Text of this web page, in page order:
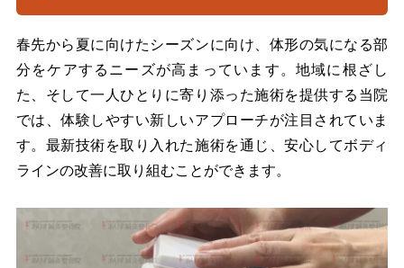
春先から夏に向けたシーズンに向け、体形の気になる部
分をケアするニーズが高まっています。地域に根ざし
た、そして一人ひとりに寄り添った施術を提供する当院
では、体験しやすい新しいアプローチが注目されていま
す。最新技術を取り入れた施術を通じ、安心してボディ
ラインの改善に取り組むことができます。